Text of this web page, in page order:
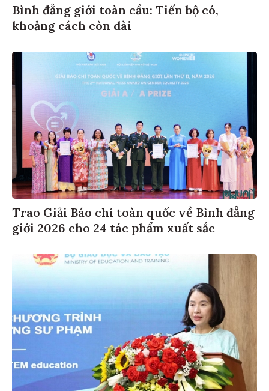
Bình đẳng giới toàn cầu: Tiến bộ có,
khoảng cách còn dài
Trao Giải Báo chí toàn quốc về Bình đẳng
giới 2026 cho 24 tác phẩm xuất sắc